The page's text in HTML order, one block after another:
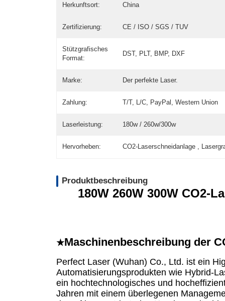
Herkunftsort: China
Zertifizierung: CE / ISO / SGS / TUV
Stützgrafisches
Format:
DST, PLT, BMP, DXF
Marke: Der perfekte Laser.
Zahlung: T/T, L/C, PayPal, Western Union
Laserleistung: 180w / 260w/300w
Hervorheben: CO2-Laserschneidanlage ,
Produktbeschreibung
180W 260W 300W CO2-
★Maschinenbeschreibung der
Perfect Laser (Wuhan) Co., Ltd. ist ein
Automatisierungsprodukten wie Hybrid-
ein hochtechnologisches und
Jahren mit einem überlegenen